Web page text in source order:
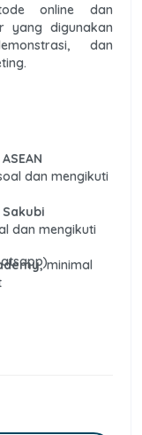
online dan
yang digunakan
dan
dan mengikuti
dan mengikuti
minimal